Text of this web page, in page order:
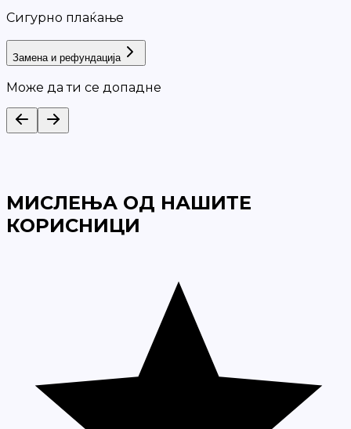
Сигурно плаќање
Замена и рефундација
Може да ти се допадне
МИСЛЕЊА ОД НАШИТЕ
КОРИСНИЦИ